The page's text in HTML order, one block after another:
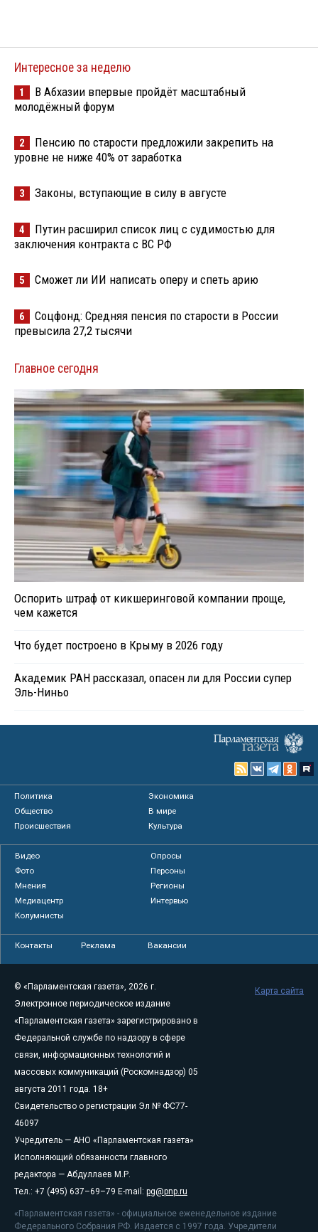
Интересное за неделю
1
В Абхазии впервые пройдёт масштабный
молодёжный форум
2
Пенсию по старости предложили закрепить на
уровне не ниже 40% от заработка
3 Законы, вступающие в силу в августе
4
Путин расширил список лиц с судимостью для
заключения контракта с ВС РФ
5 Сможет ли ИИ написать оперу и спеть арию
6
Соцфонд: Средняя пенсия по старости в России
превысила 27,2 тысячи
Главное сегодня
Оспорить штраф от кикшеринговой компании проще,
чем кажется
Что будет построено в Крыму в 2026 году
Академик РАН рассказал, опасен ли для России супер
Эль-Ниньо
Политика
Экономика
Общество
В мире
Происшествия
Культура
Видео
Опросы
Фото
Персоны
Мнения
Регионы
Медиацентр
Интервью
Колумнисты
Контакты Реклама Вакансии
© «Парламентская газета», 2026 г.
Электронное периодическое издание
«Парламентская газета» зарегистрировано в
Федеральной службе по надзору в сфере
связи, информационных технологий и
массовых коммуникаций (Роскомнадзор) 05
августа 2011 года. 18+
Свидетельство о регистрации Эл № ФС77-
46097
Учредитель — АНО «Парламентская газета»
Исполняющий обязанности главного
редактора — Абдуллаев М.Р.
Тел.: +7 (495) 637–69–79 E-mail: pg@pnp.ru
«Парламентская газета» - официальное еженедельное издание
Федерального Собрания РФ. Издается с 1997 года. Учредители
Карта сайта